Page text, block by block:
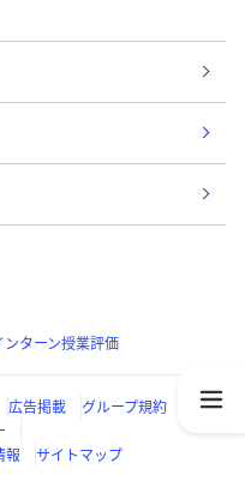
ンターン授業評価
広告掲載
グループ規約
報 サイトマップ